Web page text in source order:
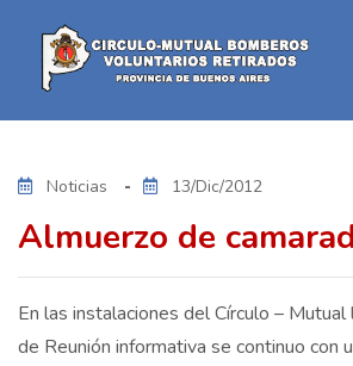
Noticias 13/Dic/2012
Almuerzo de
En las instalaciones del Círculo –
de Reunión informativa se continuo con